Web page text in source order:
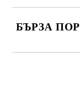
БЪРЗА